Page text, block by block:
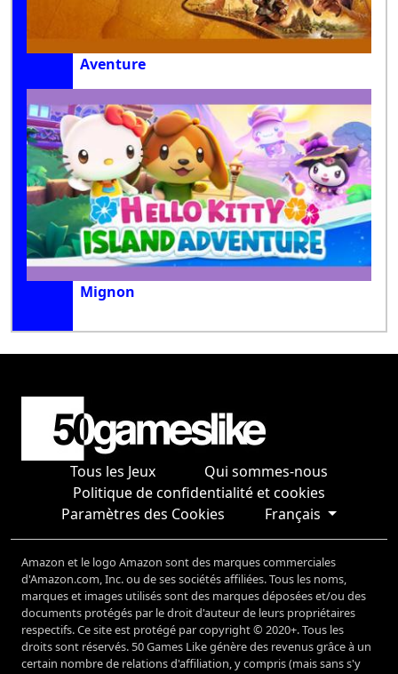
Aventure
Mignon
Tous les Jeux
Qui sommes-nous
Politique de confidentialité et cookies
Paramètres des Cookies
Français
Amazon et le logo Amazon sont des marques commerciales
d'Amazon.com, Inc. ou de ses sociétés affiliées. Tous les noms,
marques et images utilisés sont des marques déposées et/ou des
documents protégés par le droit d'auteur de leurs propriétaires
respectifs. Ce site est protégé par copyright © 2020+. Tous les
droits sont réservés. 50 Games Like génère des revenus grâce à un
certain nombre de relations d'affiliation, y compris (mais sans s'y